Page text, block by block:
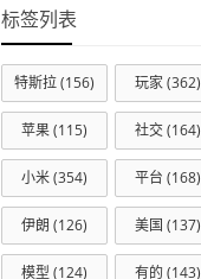
标签列表
特斯拉(156) 玩家(362)
苹果(115) 社交(164)
小米(354) 平台 (168)
伊朗 (126) 美国 (137)
模型 (124) 有的 (143)